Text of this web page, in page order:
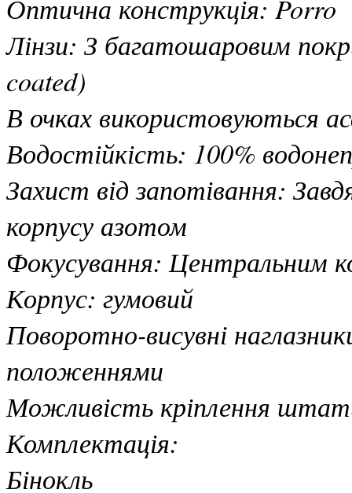
Оптична конструкція: Porro
Лінзи: З багатошаровим
coated)
В очках використовуються
Водостійкість: 100%
Захист від запотівання:
корпусу азотом
Фокусування: Центральним
Корпус: гумовий
Поворотно-висувні
положеннями
Можливість кріплення
Комплектація:
Бінокль